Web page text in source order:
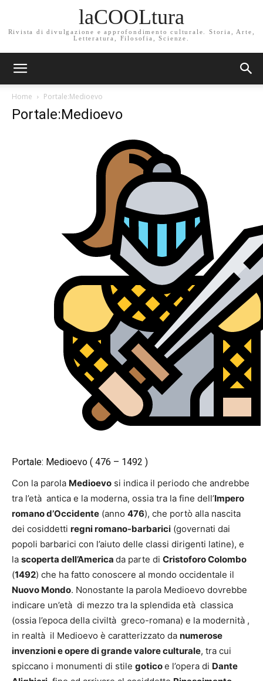
laCOOLtura
Rivista di divulgazione e approfondimento culturale. Storia, Arte,
Letteratura, Filosofia, Scienze.
Home Portale:Medioevo
Portale:Medioevo
Portale: Medioevo ( 476 – 1492 )
Con la parola Medioevo si indica il periodo che andrebbe
tra l’età antica e la moderna, ossia tra la fine dell’Impero
romano d’Occidente (anno 476), che portò alla nascita
dei cosiddetti regni romano-barbarici (governati dai
popoli barbarici con l’aiuto delle classi dirigenti latine), e
la scoperta dell’America da parte di Cristoforo Colombo
(1492) che ha fatto conoscere al mondo occidentale il
Nuovo Mondo. Nonostante la parola Medioevo dovrebbe
indicare un’età di mezzo tra la splendida età classica
(ossia l’epoca della civiltà greco-romana) e la modernità ,
in realtà il Medioevo è caratterizzato da numerose
invenzioni e opere di grande valore culturale, tra cui
spiccano i monumenti di stile goticoe l’opera di Dante